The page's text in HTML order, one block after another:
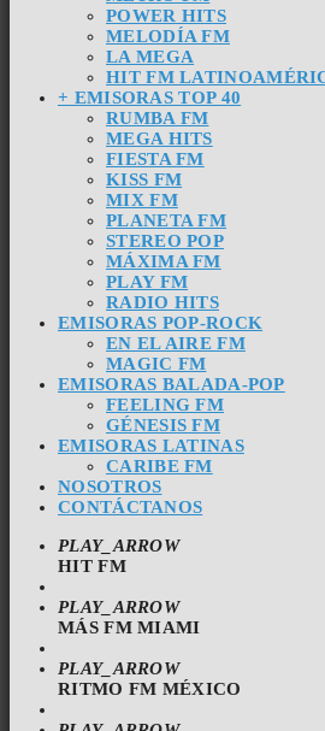
POWER HITS
MELODÍA FM
LA MEGA
HIT FM
+ EMISORAS TOP 40
RUMBA FM
MEGA HITS
FIESTA FM
KISS FM
MIX FM
PLANETA FM
STEREO POP
MÁXIMA FM
PLAY FM
RADIO HITS
EMISORAS POP-ROCK
EN EL AIRE FM
MAGIC FM
EMISORAS BALADA-POP
FEELING FM
GÉNESIS FM
EMISORAS LATINAS
CARIBE FM
NOSOTROS
CONTÁCTANOS
PLAY_ARROW
HIT FM
PLAY_ARROW
MÁS FM MIAMI
PLAY_ARROW
RITMO FM MÉXICO